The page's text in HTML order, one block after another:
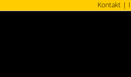
Kontakt |